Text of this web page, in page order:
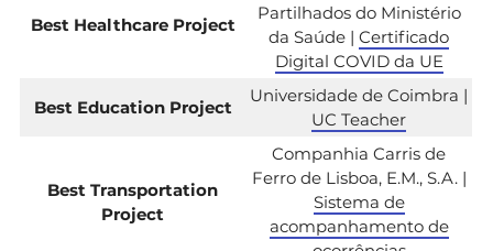
Best Healthcare Project
Partilhados do Ministério
da Saúde | Certificado
Digital COVID da UE
Best Education Project
Universidade de Coimbra |
UC Teacher
Best Transportation
Project
Companhia Carris de
Ferro de Lisboa, E.M., S.A. |
Sistema de
acompanhamento de